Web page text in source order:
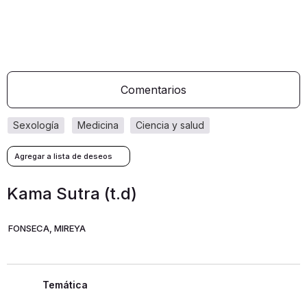
Comentarios
ciencia y salud
medicina
sexología
Kama Sutra (t.d)
FONSECA, MIREYA